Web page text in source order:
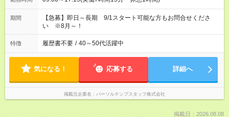
期間
【急募】即日～長期 9/1スタート可能な方もお問合せくださ
い ※8月～！
特徴 履歴書不要 / 40～50代活躍中
気になる！ 応募する 詳細へ
掲載元企業名 パーソルテンプスタッフ株式会社
掲載日：2026.08.08